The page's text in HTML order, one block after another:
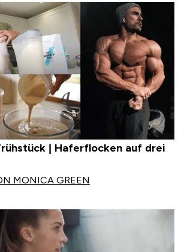
| Haferflocken auf drei
MONICA GREEN